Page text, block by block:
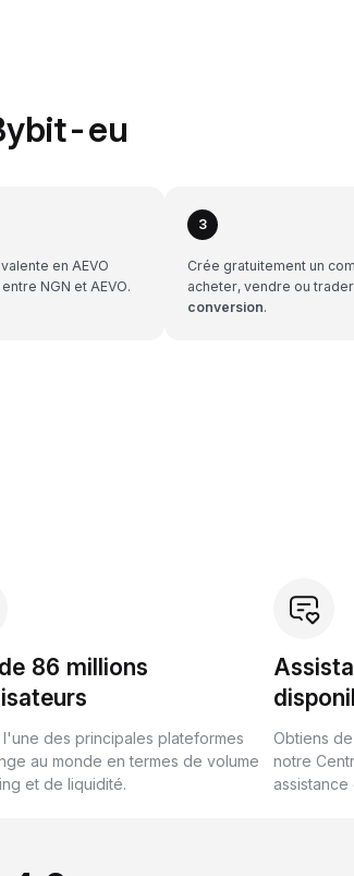
eu
en AEVO
NGN et AEVO.
3
Crée gratuitement un
acheter, vendre ou
conversion.
86 millions
l'une des principales plateformes
au monde en termes de volume
et de liquidité.
Obtiens
notre
assistance